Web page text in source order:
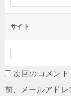
サイト
次回のコメン
前、メールアドレ